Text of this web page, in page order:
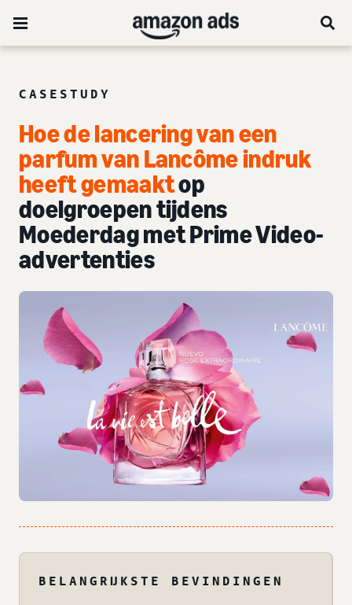
CASESTUDY
Hoe de lancering van een
parfum van Lancôme indruk
heeft gemaaktop
doelgroepen tijdens
Moederdag met Prime Video-
advertenties
BELANGRIJKSTE BEVINDINGEN